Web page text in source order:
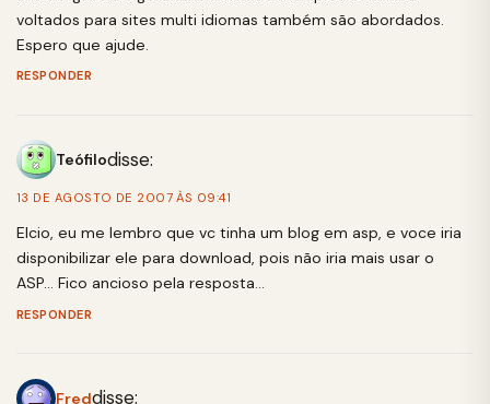
voltados para sites multi idiomas também são abordados.
Espero que ajude.
RESPONDER
Teófilodisse:
13 DE AGOSTO DE 2007 ÀS 09:41
Elcio, eu me lembro que vc tinha um blog em asp, e voce iria
disponibilizar ele para download, pois não iria mais usar o
ASP… Fico ancioso pela resposta…
RESPONDER
Freddisse: